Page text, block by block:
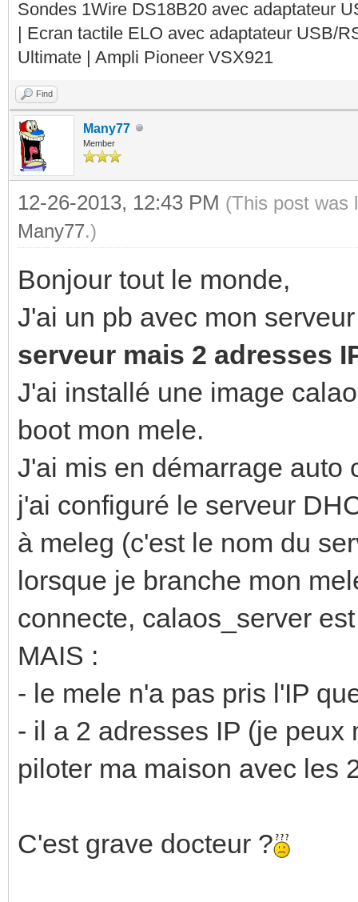
Sondes 1Wire DS18B20 avec adaptateur
| Ecran tactile ELO avec adaptateur USB/
Ultimate | Ampli Pioneer VSX921
Find
Many77
Member
12-26-2013, 12:43 PM (This post was
Many77.)
Bonjour tout le monde,
J'ai un pb avec mon
serveur mais 2 adresses
J'ai installé une image
boot mon mele.
J'ai mis en démarrage auto
j'ai configuré le serveur
à meleg (c'est le nom du
lorsque je branche mon
connecte, calaos_server
MAIS :
- le mele n'a pas pris l'IP
- il a 2 adresses IP (je
piloter ma maison avec les
C'est grave docteur ?